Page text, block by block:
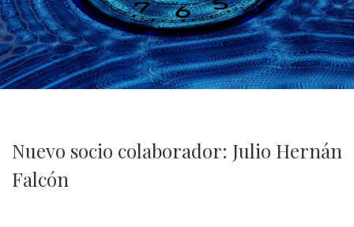
Nuevo socio colaborador: Julio Hernán
Falcón